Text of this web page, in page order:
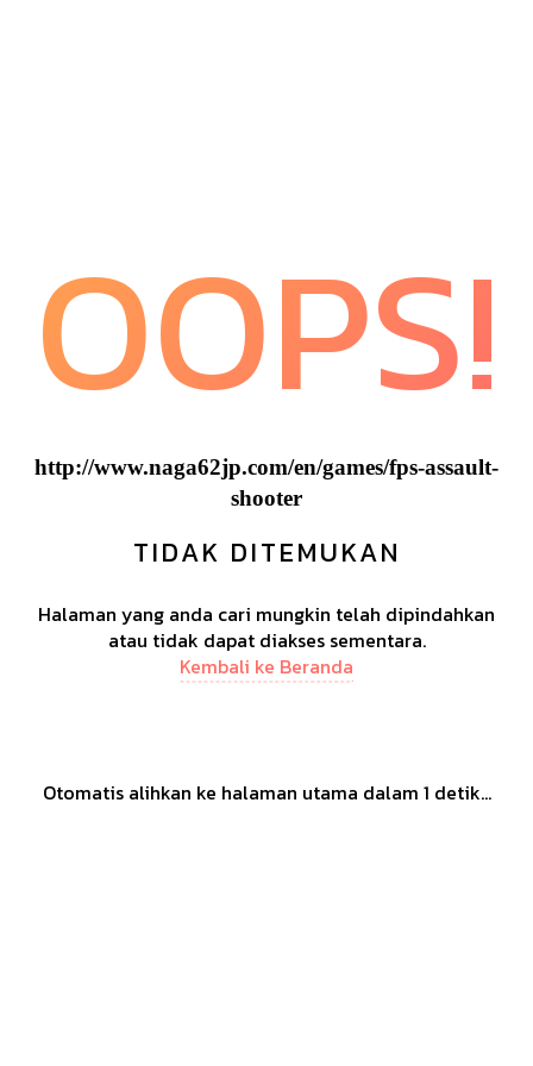
OOPS!
http://www.naga62jp.com/en/games/fps-assault-
shooter
TIDAK DITEMUKAN
Halaman yang anda cari mungkin telah dipindahkan
atau tidak dapat diakses sementara.
Kembali ke Beranda
Otomatis alihkan ke halaman utama dalam 1 detik...